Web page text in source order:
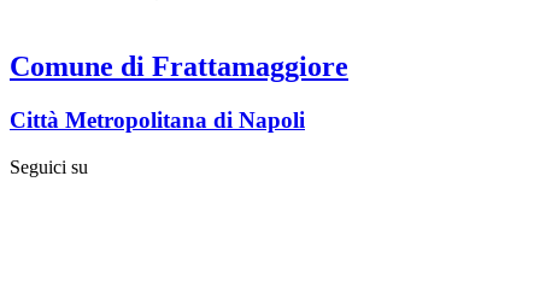
Comune di Frattamaggiore
Città Metropolitana di Napoli
Seguici su